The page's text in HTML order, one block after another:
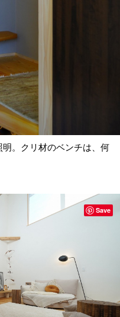
。クリ材のベンチは、何
Save